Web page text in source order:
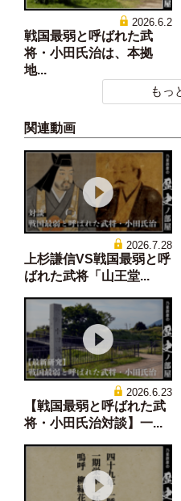
2026.6.2
戦国最弱と呼ばれた武
将・小田氏治は、本拠
地...
もっ
関連動画
2026.7.28
上杉謙信VS戦国最弱と呼
ばれた武将「山王堂...
2026.6.23
【戦国最弱と呼ばれた武
将・小田氏治対談】一...